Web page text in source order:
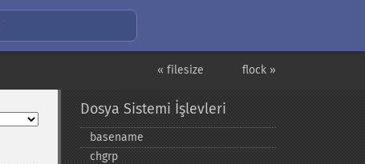
flock »
« filesize
Dosya Sistemi İşlevleri
basename
chgrp